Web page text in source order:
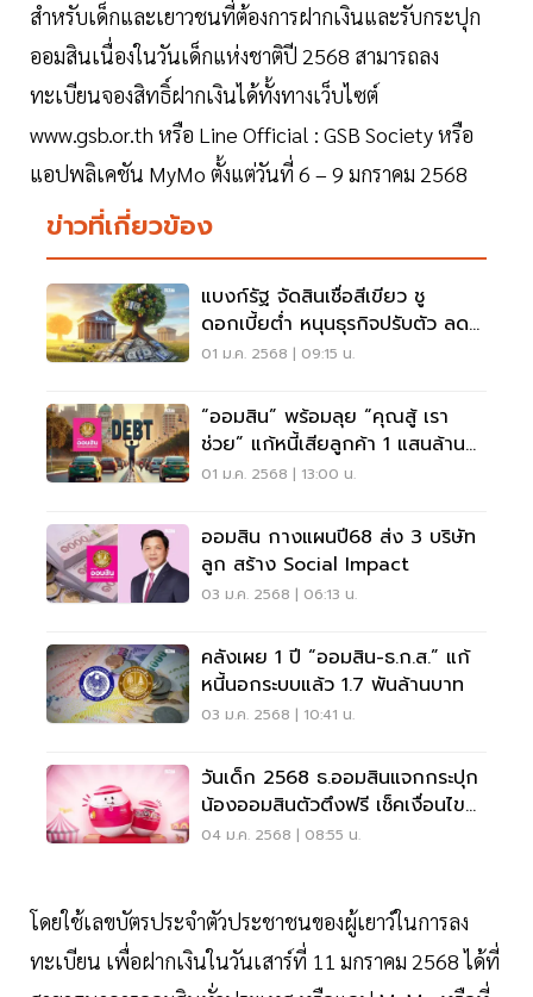
สำหรับเด็กและเยาวชนที่ต้องการฝากเงินและรับกระปุก
ออมสินเนื่องในวันเด็กแห่งชาติปี 2568 สามารถลง
ทะเบียนจองสิทธิ์ฝากเงินได้ทั้งทางเว็บไซต์
www.gsb.or.th หรือ Line Official : GSB Society หรือ
แอปพลิเคชัน MyMo ตั้งแต่วันที่ 6 – 9 มกราคม 2568
ข่าวที่เกี่ยวข้อง
แบงก์รัฐ จัดสินเชื่อสีเขียว ชู
ดอกเบี้ยต่ำ หนุนธุรกิจปรับตัว ลด
คาร์บอน
01 ม.ค. 2568 | 09:15 น.
“ออมสิน” พร้อมลุย “คุณสู้ เรา
ช่วย” แก้หนี้เสียลูกค้า 1 แสนล้าน
บาท
01 ม.ค. 2568 | 13:00 น.
ออมสิน กางแผนปี68 ส่ง 3 บริษัท
ลูก สร้าง Social Impact
03 ม.ค. 2568 | 06:13 น.
คลังเผย 1 ปี “ออมสิน-ธ.ก.ส.” แก้
หนี้นอกระบบแล้ว 1.7 พันล้านบาท
03 ม.ค. 2568 | 10:41 น.
วันเด็ก 2568 ธ.ออมสินแจกกระปุก
น้องออมสินตัวตึงฟรี เช็คเงื่อนไขที่
นี่
04 ม.ค. 2568 | 08:55 น.
โดยใช้เลขบัตรประจำตัวประชาชนของผู้เยาว์ในการลง
ทะเบียน เพื่อฝากเงินในวันเสาร์ที่ 11 มกราคม 2568 ได้ที่